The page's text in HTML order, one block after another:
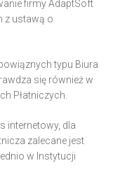
firmy AdaptSoft
z ustawą o
typu Biura
się również w
Płatniczych.
internetowy, dla
zalecane jest
w Instytucji